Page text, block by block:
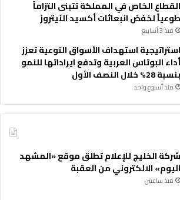
القطاع الخاص في المملكة تتبنى التزاماً
طوعياً لخفض انبعاثات أكسيد النيتروز
منذ 3 أسابيع
استراتيجية استهداف الأسواق النوعية تعزز
أداء البوتاس العربية وتدفع ايراداتها للنمو
بنسبة 28% خلال النصف الأول
منذ أسبوع واحد
شركة الخليج للإعلام تطلق موقع «المشهد
اليوم» الالكتروني من العقبة
منذ ساعتين